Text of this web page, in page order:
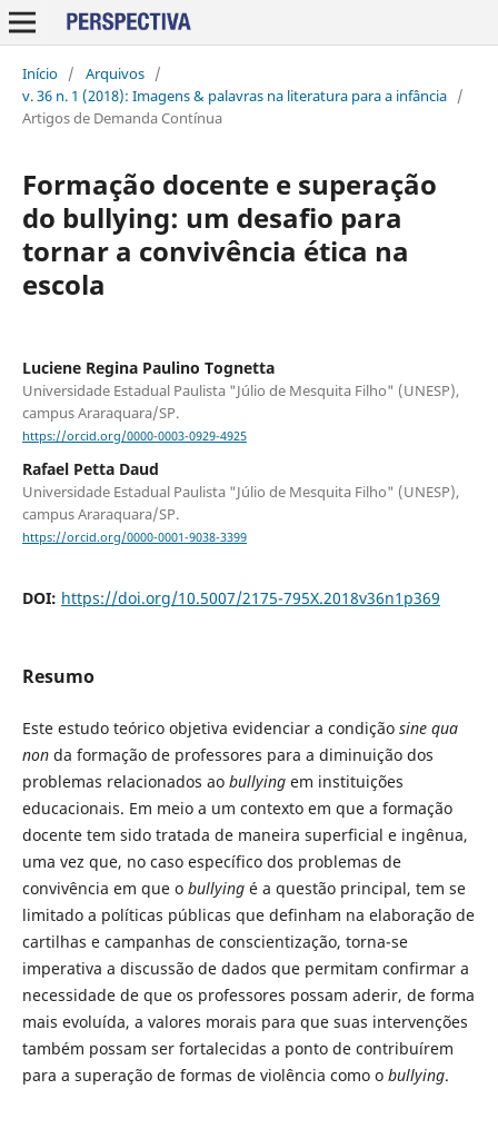
Início / Arquivos /
v. 36 n. 1 (2018): Imagens & palavras na literatura para a infância /
Artigos de Demanda Contínua
Formação docente e superação
do bullying: um desafio para
tornar a convivência ética na
escola
Luciene Regina Paulino Tognetta
Universidade Estadual Paulista "Júlio de Mesquita Filho" (UNESP),
campus Araraquara/SP.
https://orcid.org/0000-0003-0929-4925
Rafael Petta Daud
Universidade Estadual Paulista "Júlio de Mesquita Filho" (UNESP),
campus Araraquara/SP.
https://orcid.org/0000-0001-9038-3399
DOI: https://doi.org/10.5007/2175-795X.2018v36n1p369
Resumo
Este estudo teórico objetiva evidenciar a condição sine qua
nonda formação de professores para a diminuição dos
problemas relacionados ao bullyingem instituições
educacionais. Em meio a um contexto em que a formação
docente tem sido tratada de maneira superficial e ingênua,
uma vez que, no caso específico dos problemas de
convivência em que o bullyingé a questão principal, tem se
limitado a políticas públicas que definham na elaboração de
cartilhas e campanhas de conscientização, torna-se
imperativa a discussão de dados que permitam confirmar a
necessidade de que os professores possam aderir, de forma
mais evoluída, a valores morais para que suas intervenções
também possam ser fortalecidas a ponto de contribuírem
para a superação de formas de violência como o bullying.